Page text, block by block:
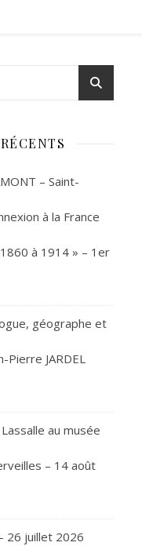
– Saint-
à la France
à 1914 » – 1er
géographe et
Pierre JARDEL
au musée
– 14 août
26 juillet 2026